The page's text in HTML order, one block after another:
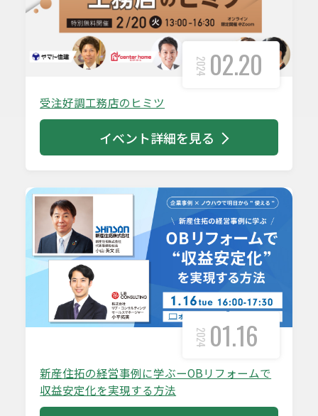
2024 02.20
受注好調工務店のヒミツ
イベント詳細を見る
2024 01.16
新産住拓の経営事例に学ぶーOBリフォームで
収益安定化を実現する方法